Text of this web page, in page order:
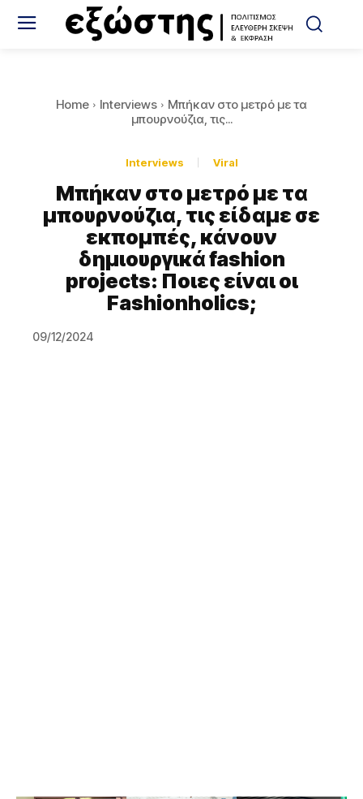
Home Interviews
Μπήκαν στο μετρό με τα
μπουρνούζια, τις...
Interviews Viral
Μπήκαν στο μετρό με τα
μπουρνούζια, τις είδαμε σε
εκπομπές, κάνουν
δημιουργικά fashion
projects: Ποιες είναι οι
Fashionholics;
09/12/2024